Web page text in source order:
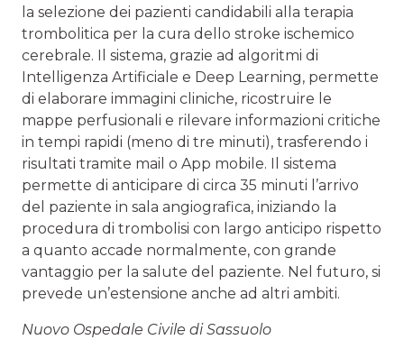
la selezione dei pazienti candidabili alla terapia
trombolitica per la cura dello stroke ischemico
cerebrale. Il sistema, grazie ad algoritmi di
Intelligenza Artificiale e Deep Learning, permette
di elaborare immagini cliniche, ricostruire le
mappe perfusionali e rilevare informazioni critiche
in tempi rapidi (meno di tre minuti), trasferendo i
risultati tramite mail o App mobile. Il sistema
permette di anticipare di circa 35 minuti l’arrivo
del paziente in sala angiografica, iniziando la
procedura di trombolisi con largo anticipo rispetto
a quanto accade normalmente, con grande
vantaggio per la salute del paziente. Nel futuro, si
prevede un’estensione anche ad altri ambiti.
Nuovo Ospedale Civile di Sassuolo